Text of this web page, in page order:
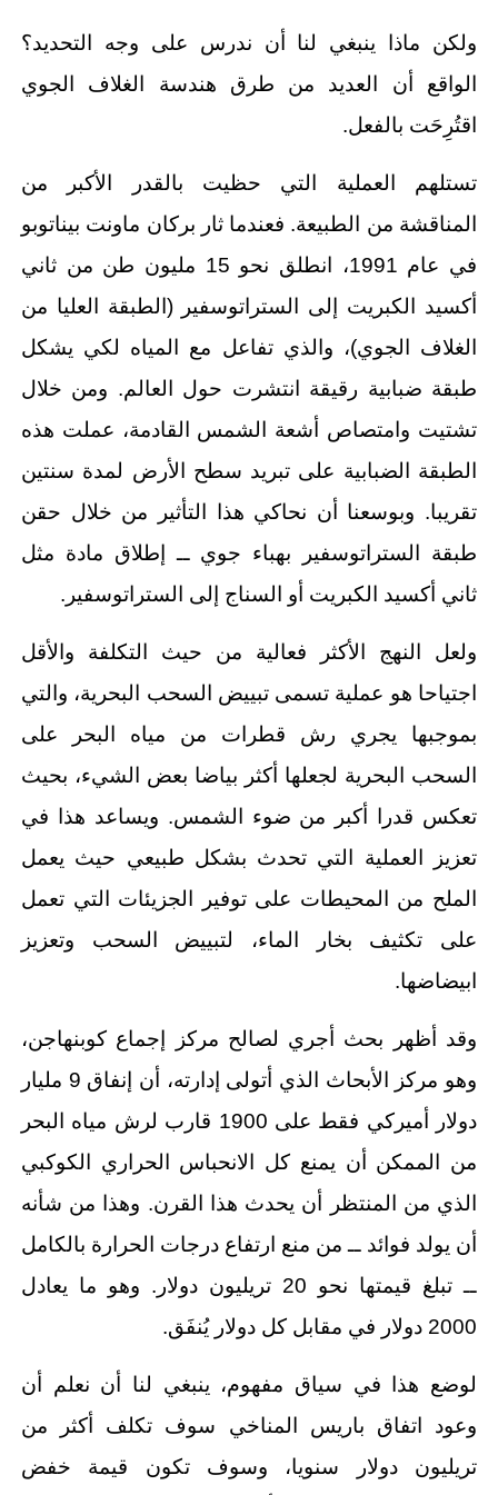
ولكن ماذا ينبغي لنا أن ندرس على وجه التحديد؟
الواقع أن العديد من طرق هندسة الغلاف الجوي
اقتُرِحَت بالفعل.
تستلهم العملية التي حظيت بالقدر الأكبر من
المناقشة من الطبيعة. فعندما ثار بركان ماونت بيناتوبو
في عام 1991، انطلق نحو 15 مليون طن من ثاني
أكسيد الكبريت إلى الستراتوسفير (الطبقة العليا من
الغلاف الجوي)، والذي تفاعل مع المياه لكي يشكل
طبقة ضبابية رقيقة انتشرت حول العالم. ومن خلال
تشتيت وامتصاص أشعة الشمس القادمة، عملت هذه
الطبقة الضبابية على تبريد سطح الأرض لمدة سنتين
تقريبا. وبوسعنا أن نحاكي هذا التأثير من خلال حقن
طبقة الستراتوسفير بهباء جوي ــ إطلاق مادة مثل
ثاني أكسيد الكبريت أو السناج إلى الستراتوسفير.
ولعل النهج الأكثر فعالية من حيث التكلفة والأقل
اجتياحا هو عملية تسمى تبييض السحب البحرية، والتي
بموجبها يجري رش قطرات من مياه البحر على
السحب البحرية لجعلها أكثر بياضا بعض الشيء، بحيث
تعكس قدرا أكبر من ضوء الشمس. ويساعد هذا في
تعزيز العملية التي تحدث بشكل طبيعي حيث يعمل
الملح من المحيطات على توفير الجزيئات التي تعمل
على تكثيف بخار الماء، لتبييض السحب وتعزيز
ابيضاضها.
وقد أظهر بحث أجري لصالح مركز إجماع كوبنهاجن،
وهو مركز الأبحاث الذي أتولى إدارته، أن إنفاق 9 مليار
دولار أميركي فقط على 1900 قارب لرش مياه البحر
من الممكن أن يمنع كل الانحباس الحراري الكوكبي
الذي من المنتظر أن يحدث هذا القرن. وهذا من شأنه
أن يولد فوائد ــ من منع ارتفاع درجات الحرارة بالكامل
ــ تبلغ قيمتها نحو 20 تريليون دولار. وهو ما يعادل
2000 دولار في مقابل كل دولار يُنفَق.
لوضع هذا في سياق مفهوم، ينبغي لنا أن نعلم أن
وعود اتفاق باريس المناخي سوف تكلف أكثر من
تريليون دولار سنويا، وسوف تكون قيمة خفض